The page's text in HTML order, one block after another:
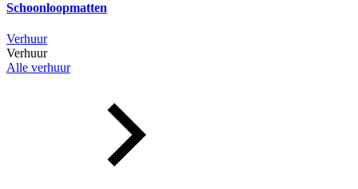
Schoonloopmatten
Verhuur
Verhuur
Alle verhuur